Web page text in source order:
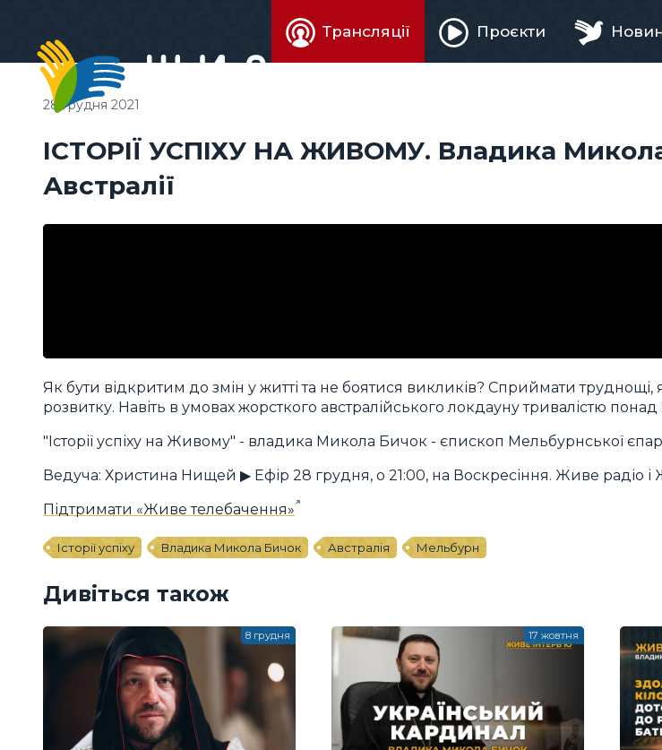
Живе
телебачення
Трансляції Проєкти
ІСТОРІЇ УСПІХУ НА ЖИВОМУ. Владика
Австралії
28 грудня 2021
Як бути відкритим до змін у житті та не боятися викликів? Сприймати труднощі,
розвитку. Навіть в умовах жорсткого австралійського локдауну тривалістю понад
"Історії успіху на Живому" - владика Микола Бичок - єпископ Мельбурнської
Ведуча: Христина Нищей ▶ Ефір 28 грудня, о 21:00, на Воскресіння. Живе радіо і
Підтримати «Живе телебачення»
Історії успіху Владика Микола Бичок Австралія Мельбурн
Дивіться також
8 грудня 17 жовтня